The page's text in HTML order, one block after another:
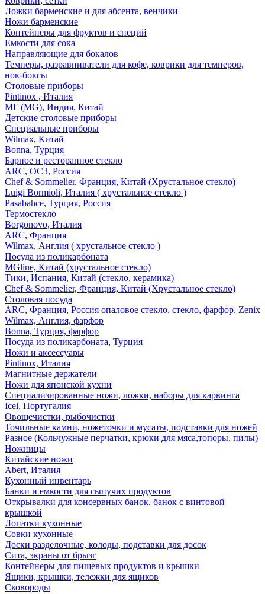
Ложки барменские и для абсента, венчики
Ножи барменские
Контейнеры для фруктов и специй
Емкости для сока
Направляющие для бокалов
Темперы, разравниватели для кофе, коврики для темперов,
нок-боксы
Столовые приборы
Pintinox , Италия
МГ (MG), Индия, Китай
Детские столовые приборы
Специальные приборы
Wilmax, Китай
Bonna, Турция
Барное и ресторанное стекло
ARC, ОСЗ, Россия
Chef & Sommelier, Франция, Китай (Хрустальное стекло)
Luigi Bormioli, Италия ( хрустальное стекло )
Pasabahce, Турция, Россия
Термостекло
Borgonovo, Италия
ARC, Франция
Wilmax, Англия ( хрустальное стекло )
Посуда из поликарбоната
MGline, Китай (хрустальное стекло)
Тики, Испания, Китай (стекло, керамика)
Chef & Sommelier, Франция, Китай (Хрустальное стекло)
Столовая посуда
ARC, Франция, Россия опаловое стекло, стекло, фарфор, Zenix
Wilmax, Англия, фарфор
Bonna, Турция, фарфор
Посуда из поликарбоната, Турция
Ножи и аксессуары
Pintinox, Италия
Магнитные держатели
Ножи для японской кухни
Специализированные ножи, ложки, наборы для карвинга
Icel, Португалия
Овощечистки, рыбочистки
Точильные камни, ножеточки и мусаты, подставки для ножей
Разное (Кольчужные перчатки, крюки для мяса,топоры, пилы)
Ножницы
Китайские ножи
Abert, Италия
Кухонный инвентарь
Банки и емкости для сыпучих продуктов
Открывалки для консервных банок, банок с винтовой
крышкой
Лопатки кухонные
Совки кухонные
Доски разделочные, колоды, подставки для досок
Сита, экраны от брызг
Контейнеры для пищевых продуктов и крышки
Ящики, крышки, тележки для ящиков
Сковороды